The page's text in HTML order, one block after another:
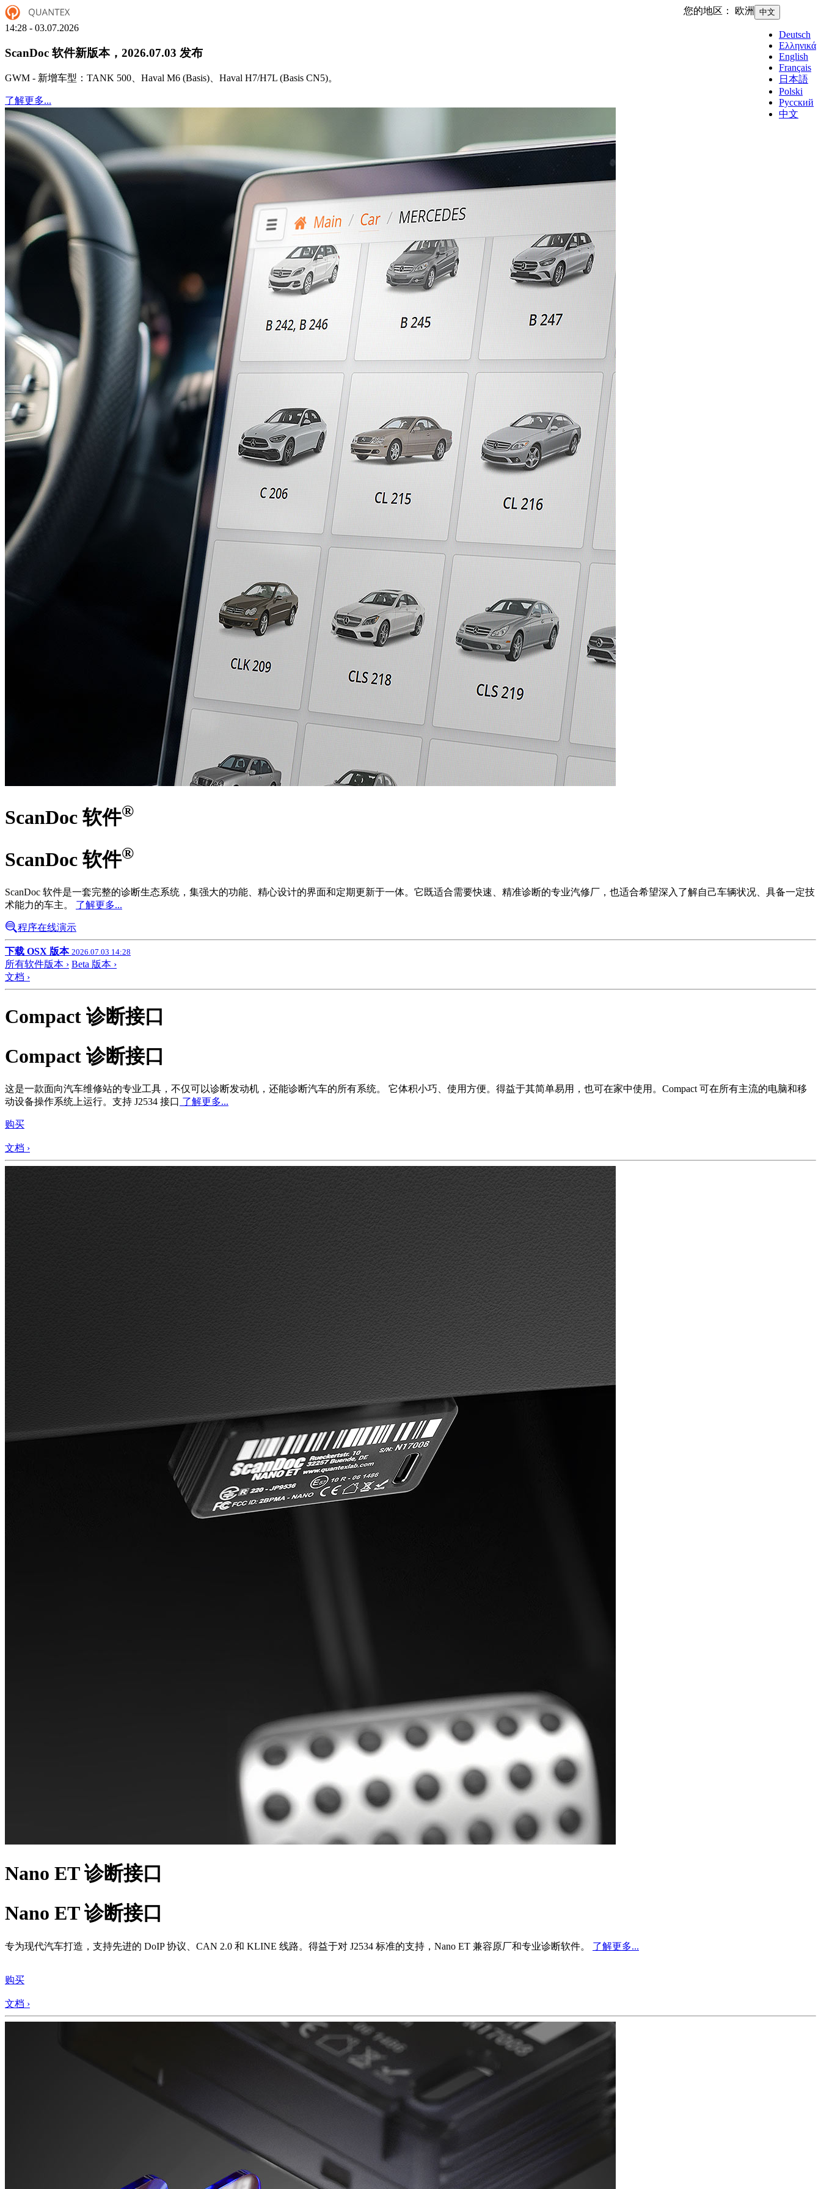
中文
Deutsch
Ελληνικά
English
Français
日本語
Polski
Русский
中文
您的地区： 欧洲
14:28 - 03.07.2026
ScanDoc 软件新版本，2026.07.03 发布
GWM - 新增车型：TANK 500、Haval M6 (Basis)、Haval H7/H7L (Basis CN5)。
了解更多...
ScanDoc 软件®
ScanDoc 软件®
ScanDoc 软件是一套完整的诊断生态系统，集强大的功能、精心设计的界面和定期更新于一体。它既适合需要快速、精准诊断的专业汽修厂，也适合希望深入了解自己车辆状况、具备一定技
术能力的车主。
了解更多...
程序在线演示
下载 OSX 版本 2026.07.03 14:28
所有软件版本 › Beta 版本 ›
文档 ›
Compact 诊断接口
Compact 诊断接口
这是一款面向汽车维修站的专业工具，不仅可以诊断发动机，还能诊断汽车的所有系统。 它体积小巧、使用方便。得益于其简单易用，也可在家中使用。Compact 可在所有主流的电脑和移
动设备操作系统上运行。支持 J2534 接口 了解更多...
购买
文档 ›
Nano ET 诊断接口
Nano ET 诊断接口
专为现代汽车打造，支持先进的 DoIP 协议、CAN 2.0 和 KLINE 线路。得益于对 J2534 标准的支持，Nano ET 兼容原厂和专业诊断软件。 了解更多...
购买
文档 ›